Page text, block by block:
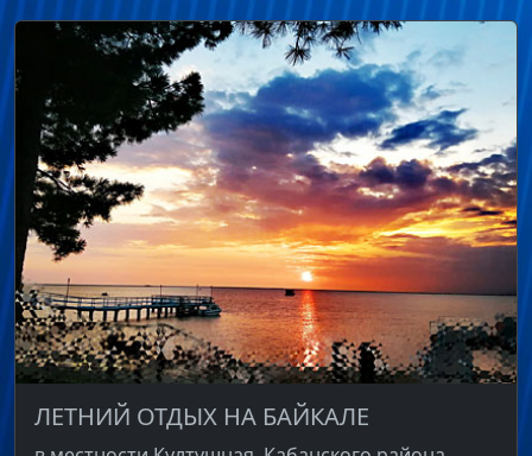
ЛЕТНИЙ ОТДЫХ НА БАЙКАЛЕ